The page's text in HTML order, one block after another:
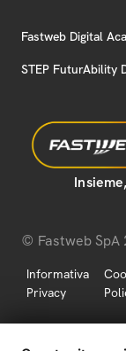
Fastweb Digital
STEP FuturAbility
© Fastweb SpA
Informativa
Privacy